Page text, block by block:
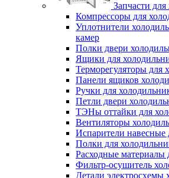
Запчасти
Компрессоры для
Уплотнители
камер
Полки двери
Ящики для
Терморегуляторы для
Панели ящиков
Ручки для
Петли двери
ТЭНы оттайки для
Вентиляторы
Испарители навесные
Полки для
Расходные материалы
Фильтр-осушитель
Детали электросхемы